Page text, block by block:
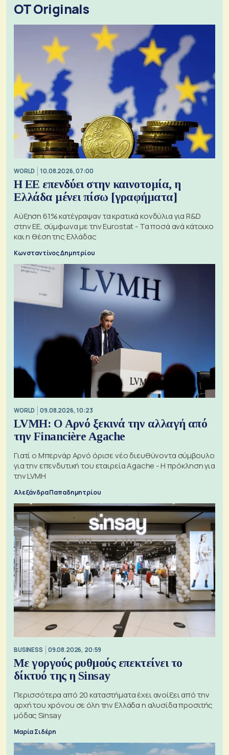
OT Originals
WORLD 10.08.2026, 07:00
Η ΕΕ επενδύει στην καινοτομία, η
Ελλάδα μένει πίσω [γραφήματα]
Αύξηση 61% κατέγραψαν τα κρατικά κονδύλια για R&D
στην ΕΕ, σύμφωνα με την Eurostat - Τα ποσά ανά κάτοικο
και η θέση της Ελλάδας
Κωνσταντίνος Δημητρίου
WORLD 09.08.2026, 10:23
LVMH: Ο Αρνό ξεκινά την αλλαγή από
την Financière Agache
Γιατί ο Μπερνάρ Αρνό όρισε νέο διευθύνοντα σύμβουλο
για την επενδυτική του εταιρεία Agache - Η πρόκληση για
την LVMH
Αλεξάνδρα Παπαδημητρίου
BUSINESS 09.08.2026, 20:59
Με γοργούς ρυθμούς επεκτείνει το
δίκτυό της η Sinsay
Περισσότερα από 20 καταστήματα έχει ανοίξει από την
αρχή του χρόνου σε όλη την Ελλάδα η αλυσίδα προσιτής
μόδας Sinsay
Μαρία Σιδέρη